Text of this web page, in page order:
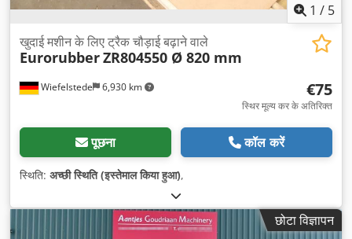
1 / 5
Wiefelstede 6,930 km
खुदाई मशीन के लिए ट्रैक चौड़ाई बढ़ाने वाले
EurorubberZR804550 Ø 820 mm
€75
स्थिर मूल्य कर के अतिरिक्त
पूछना कॉल करें
स्थिति: अच्छी स्थिति (इस्तेमाल किया हुआ),
छोटा विज्ञापन